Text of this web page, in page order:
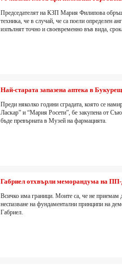
Председателят на КЗП Мария Филипова
техника, че в случай, че са поели определен
изпълнят точно и своевременно във вида,
Най-старата запазена аптека в Букурещ
Преди няколко години сградата, която се
Ласкар” и “Мария Росети”, бе закупена от
бъде превърната в Музей на фармацията.
Габриел отхвърли меморандума на
Всичко има граници. Моите са, че не приемам
неспазване на фундаментални принципи на
Габриел.